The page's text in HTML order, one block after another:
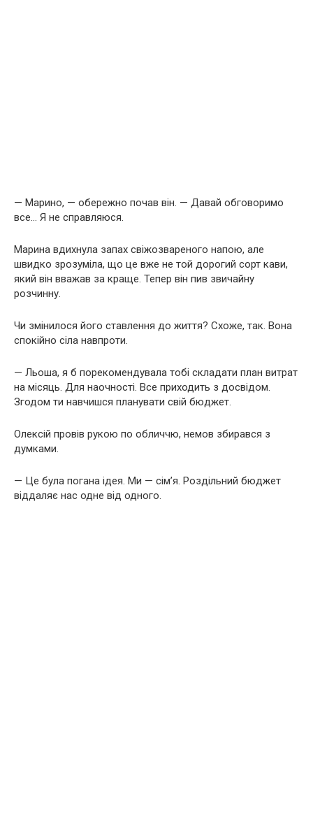
— Марино, — обережно почав він. — Давай обговоримо
все… Я не справляюся.
Марина вдихнула запах свіжозвареного напою, але
швидко зрозуміла, що це вже не той дорогий сорт кави,
який він вважав за краще. Тепер він пив звичайну
розчинну.
Чи змінилося його ставлення до життя? Схоже, так. Вона
спокійно сіла навпроти.
— Льоша, я б порекомендувала тобі складати план витрат
на місяць. Для наочності. Все приходить з досвідом.
Згодом ти навчишся планувати свій бюджет.
Олексій провів рукою по обличчю, немов збирався з
думками.
— Це була погана ідея. Ми — сім’я. Роздільний бюджет
віддаляє нас одне від одного.